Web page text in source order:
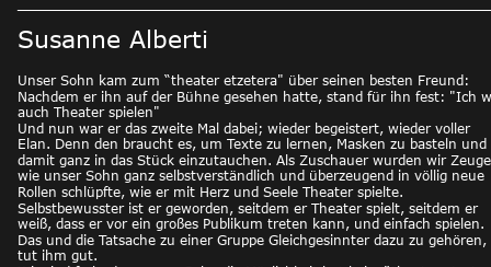
Unser Sohn kam zum “theater etzetera" über seinen besten Freund:
Nachdem er ihn auf der Bühne gesehen hatte, stand für ihn fest: "Ich
auch Theater spielen"
Und nun war er das zweite Mal dabei; wieder begeistert, wieder voller
Elan. Denn den braucht es, um Texte zu lernen, Masken zu basteln und
damit ganz in das Stück einzutauchen. Als Zuschauer wurden wir
wie unser Sohn ganz selbstverständlich und überzeugend in völlig neue
Rollen schlüpfte, wie er mit Herz und Seele Theater spielte.
Selbstbewusster ist er geworden, seitdem er Theater spielt, seitdem er
weiß, dass er vor ein großes Publikum treten kann, und einfach spielen.
Das und die Tatsache zu einer Gruppe Gleichgesinnter dazu zu gehören,
tut ihm gut.
Susanne Alberti